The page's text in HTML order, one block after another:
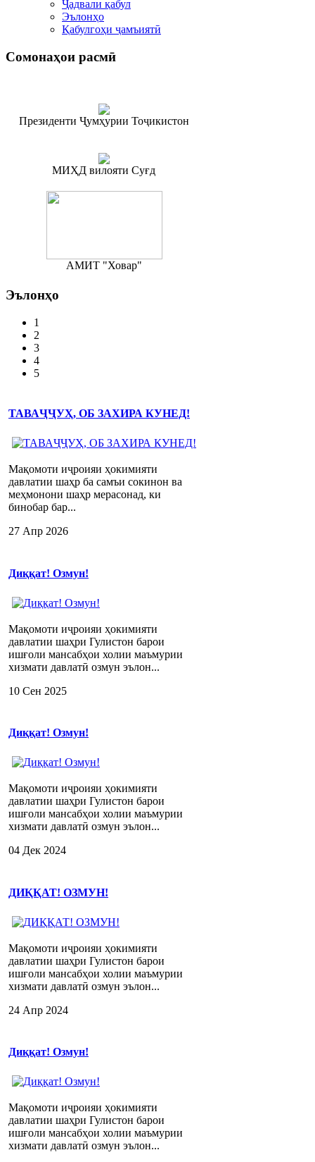
Ҷадвали қабул
Эълонҳо
Қабулгоҳи ҷамъиятӣ
Сомонаҳои расмӣ
Президенти Ҷумҳурии Тоҷикистон
МИҲД вилояти Суғд
АМИТ "Ховар"
Эълонҳо
1
2
3
4
5
ТАВАҶҶУҲ, ОБ ЗАХИРА КУНЕД!
Мақомоти иҷроияи ҳокимияти
давлатии шаҳр ба самъи сокинон ва
меҳмонони шаҳр мерасонад, ки
бинобар бар...
27 Апр 2026
Диққат! Озмун!
Мақомоти иҷроияи ҳокимияти
давлатии шаҳри Гулистон барои
ишғоли мансабҳои холии маъмурии
хизмати давлатӣ озмун эълон...
10 Сен 2025
Диққат! Озмун!
Мақомоти иҷроияи ҳокимияти
давлатии шаҳри Гулистон барои
ишғоли мансабҳои холии маъмурии
хизмати давлатӣ озмун эълон...
04 Дек 2024
ДИҚҚАТ! ОЗМУН!
Мақомоти иҷроияи ҳокимияти
давлатии шаҳри Гулистон барои
ишғоли мансабҳои холии маъмурии
хизмати давлатӣ озмун эълон...
24 Апр 2024
Диққат! Озмун!
Мақомоти иҷроияи ҳокимияти
давлатии шаҳри Гулистон барои
ишғоли мансабҳои холии маъмурии
хизмати давлатӣ озмун эълон...